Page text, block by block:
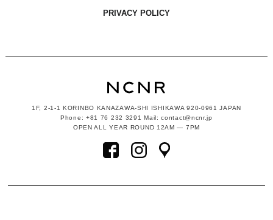
PRIVACY POLICY
1F, 2-1-1KORINBO KANAZAWA-SHI ISHIKAWA 920-0961 JAPAN
Phone: +81 76 232 3291 Mail: contact@ncnr.jp
OPEN ALL YEAR ROUND 12AM — 7PM